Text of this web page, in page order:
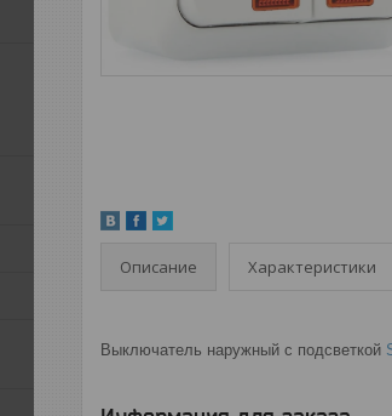
Описание Характеристики
Выключатель наружный с подсветкой